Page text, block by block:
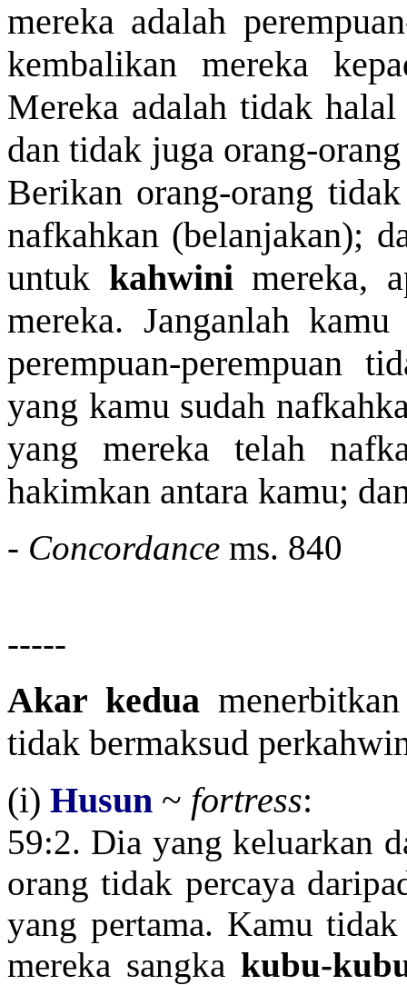
mereka adalah
kembalikan mereka
Mereka adalah tidak
dan tidak juga orang-
Berikan orang-orang
nafkahkan (belanjakan);
untuk kahwinimereka,
mereka. Janganlah
perempuan-perempuan
yang kamu sudah
yang mereka telah
hakimkan antara kamu;
- Concordance ms. 840
-----
Akar kedua
tidak bermaksud
(i) Husun ~ fortress:
59:2. Dia yang keluarkan
orang tidak percaya
yang pertama. Kamu
mereka sangka kubu-